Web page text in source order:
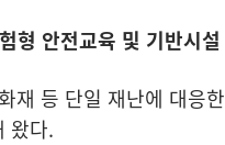
형 안전교육 및 기반시설
재 등 단일 재난에 대응
왔다.